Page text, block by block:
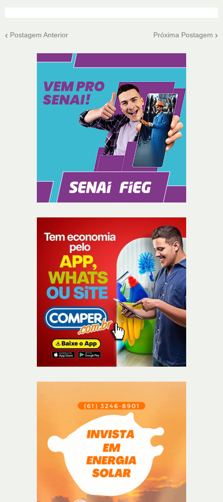
Postagem Anterior Próxima Postagem